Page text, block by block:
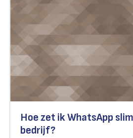
Hoe zet ik WhatsApp
bedrijf?